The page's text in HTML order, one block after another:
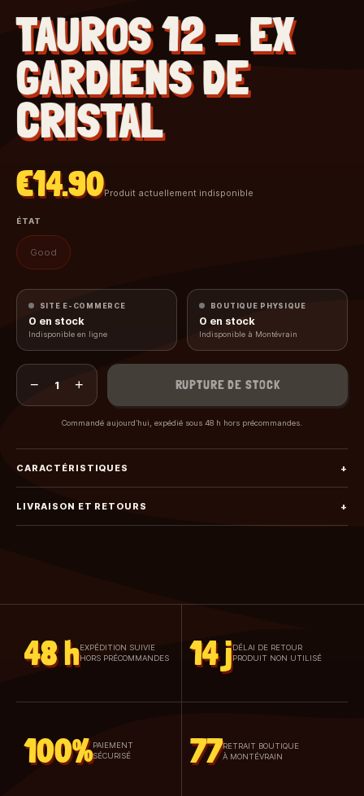
TAUROS 12 - EX
GARDIENS DE
CRISTAL
€14.90Produit actuellement indisponible
ÉTAT
Good
SITE E-COMMERCE
0 en stock
Indisponible en ligne
BOUTIQUE PHYSIQUE
0 en stock
Indisponible à Montévrain
− 1 + RUPTURE DE STOCK
Commandé aujourd’hui, expédié sous 48 h hors précommandes.
CARACTÉRISTIQUES +
LIVRAISON ET RETOURS +
48 h EXPÉDITION SUIVIE
HORS PRÉCOMMANDES
14 jDÉLAI DE RETOUR
PRODUIT NON UTILISÉ
100% PAIEMENT
SÉCURISÉ
77RETRAIT BOUTIQUE
À MONTÉVRAIN